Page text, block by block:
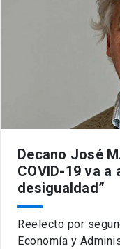
Decano José
COVID-19 va a
desigualdad”
Reelecto por
Economía y